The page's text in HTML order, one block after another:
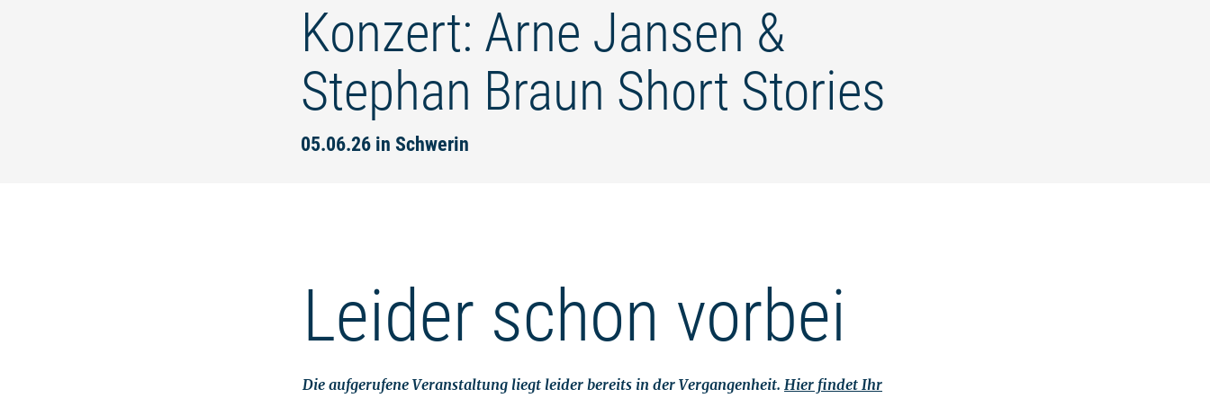
Konzert: Arne Jansen &
Stephan Braun Short Stories
05.06.26 in Schwerin
Leider schon vorbei
Die aufgerufene Veranstaltung liegt leider bereits in der Vergangenheit. Hier findet Ihr